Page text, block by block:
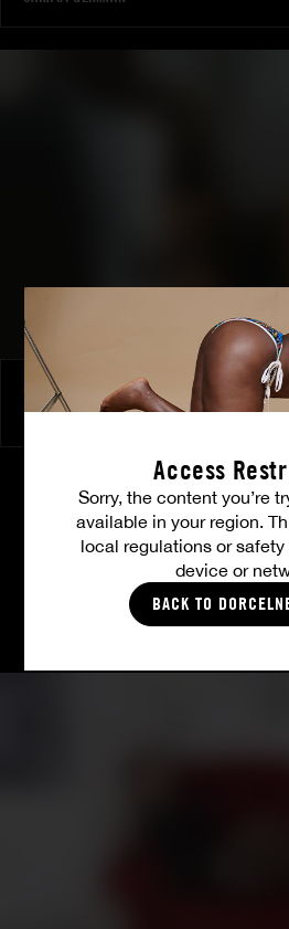
Access
Sorry, the content you’re
available in your region.
local regulations or
device or
BACK TO
Cara, a devoted secretary banged
CARA ST GERMAIN
ALLE
FOTOS